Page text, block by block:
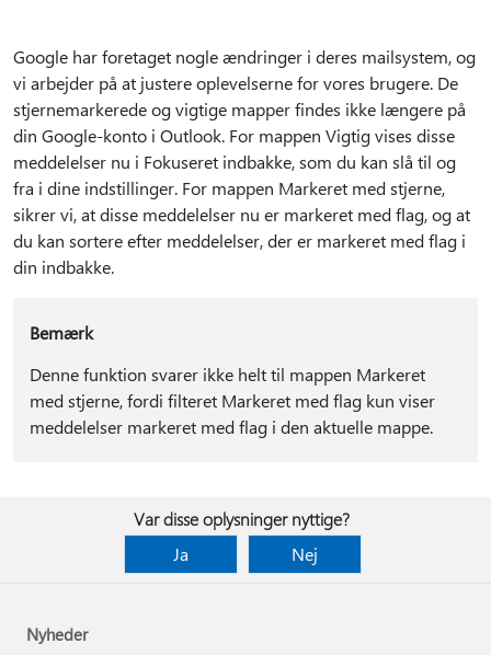
Google har foretaget nogle ændringer i deres mailsystem, og
vi arbejder på at justere oplevelserne for vores brugere. De
stjernemarkerede og vigtige mapper findes ikke længere på
din Google-konto i Outlook. For mappen Vigtig vises disse
meddelelser nu i Fokuseret indbakke, som du kan slå til og
fra i dine indstillinger. For mappen Markeret med stjerne,
sikrer vi, at disse meddelelser nu er markeret med flag, og at
du kan sortere efter meddelelser, der er markeret med flag i
din indbakke.
Bemærk
Denne funktion svarer ikke helt til mappen Markeret
med stjerne, fordi filteret Markeret med flag kun viser
meddelelser markeret med flag i den aktuelle mappe.
Var disse oplysninger nyttige?
Ja
Nej
Nyheder